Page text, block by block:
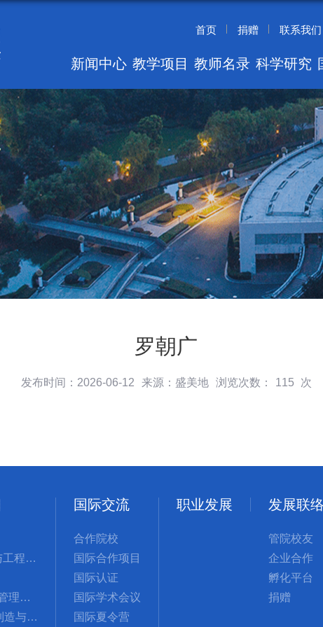
首页 捐赠 联系我们
新闻中心 教学项目 教师名录 科学研究
罗朝广
发布时间：2026-06-12 来源：盛美地 浏览次数： 115 次
管理科学与工程国际硕士
MBA(工商管理硕士)
GMSCM(制造与供应链管理硕士)
国际交流
合作院校
国际合作项目
国际认证
国际学术会议
国际夏令营
职业发展 发展联
管院校友
企业合作
孵化平台
捐赠